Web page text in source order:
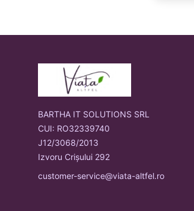
BARTHA IT SOLUTIONS SRL
CUI: RO32339740
J12/3068/2013
Izvoru Crișului 292
customer-service@viata-altfel.ro